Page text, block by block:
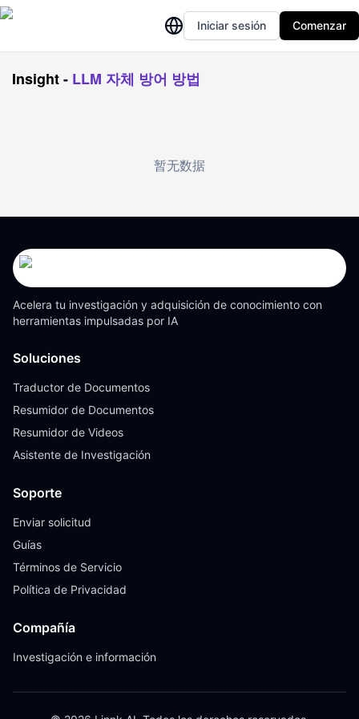
Iniciar sesión Comenzar
Insight- LLM 자체 방어 방법
暂无数据
Acelera tu investigación y adquisición de conocimiento con
herramientas impulsadas por IA
Soluciones
Traductor de Documentos
Resumidor de Documentos
Resumidor de Videos
Asistente de Investigación
Soporte
Enviar solicitud
Guías
Términos de Servicio
Política de Privacidad
Compañía
Investigación e información